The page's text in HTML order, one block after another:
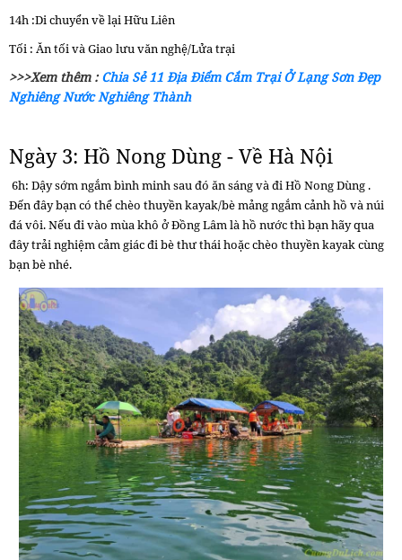
14h :Di chuyển về lại Hữu Liên
Tối : Ăn tối và Giao lưu văn nghệ/Lửa trại
>>>Xem thêm : Chia Sẻ 11 Địa Điểm Cắm Trại Ở Lạng Sơn Đẹp
Nghiêng Nước Nghiêng Thành
Ngày 3: Hồ Nong Dùng - Về Hà Nội
6h: Dậy sớm ngắm bình minh sau đó ăn sáng và đi Hồ Nong Dùng .
Đến đây bạn có thể chèo thuyền kayak/bè mảng ngắm cảnh hồ và núi
đá vôi. Nếu đi vào mùa khô ở Đồng Lâm là hồ nước thì bạn hãy qua
đây trải nghiệm cảm giác đi bè thư thái hoặc chèo thuyền kayak cùng
bạn bè nhé.